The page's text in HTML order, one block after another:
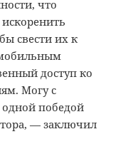
что
свести их к
доступ ко
Могу с
одной победой
— заключил